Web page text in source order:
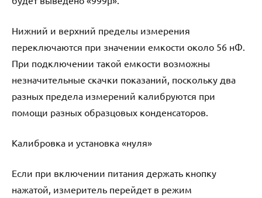
Нижний и верхний пределы измерения
переключаются при значении емкости около 56 нФ.
При подключении такой емкости возможны
незначительные скачки показаний, поскольку два
разных предела измерений калибруются при
помощи разных образцовых конденсаторов.
Калибровка и установка «нуля»
Если при включении питания держать кнопку
нажатой, измеритель перейдет в режим